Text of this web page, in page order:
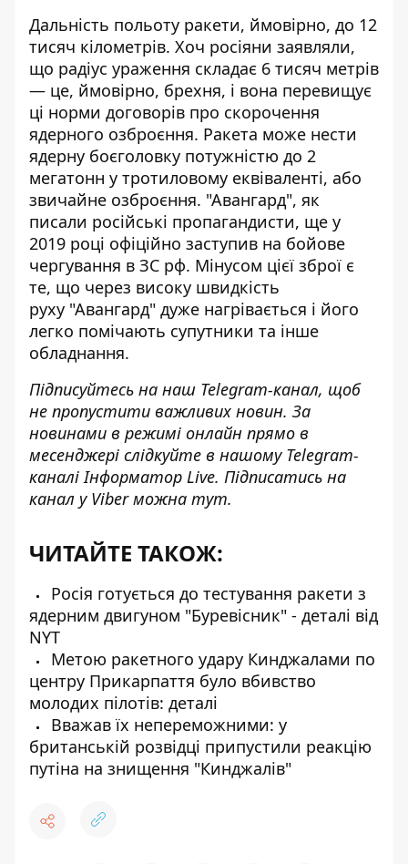
Дальність польоту ракети, ймовірно, до 12
тисяч кілометрів. Хоч росіяни заявляли,
що радіус ураження складає 6 тисяч метрів
— це, ймовірно, брехня, і вона перевищує
ці норми договорів про скорочення
ядерного озброєння. Ракета може нести
ядерну боєголовку потужністю до 2
мегатонн у тротиловому еквіваленті, або
звичайне озброєння. "Авангард", як
писали російські пропагандисти, ще у
2019 році офіційно заступив на бойове
чергування в ЗС рф. Мінусом цієї зброї є
те, що через високу швидкість
руху "Авангард" дуже нагрівається і його
легко помічають супутники та інше
обладнання.
Підписуйтесь на наш Telegram-канал, щоб
не пропустити важливих новин. За
новинами в режимі онлайн прямо в
месенджері слідкуйте в нашому Telegram-
каналіІнформатор Live. Підписатись на
канал у Viber можна тут.
ЧИТАЙТЕ ТАКОЖ:
Росія готується до тестування ракети з
ядерним двигуном "Буревісник" - деталі від
NYT
Метою ракетного удару Кинджалами по
центру Прикарпаття було вбивство
молодих пілотів: деталі
Вважав їх непереможними: у
британській розвідці припустили реакцію
путіна на знищення "Кинджалів"